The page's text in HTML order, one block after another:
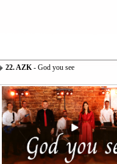
22. AZK- God you see